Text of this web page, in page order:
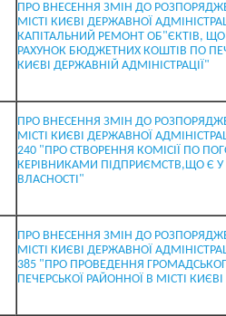
ПРО ВНЕСЕННЯ ЗМІН ДО
МІСТІ КИЄВІ ДЕРЖАВНОЇ
КАПІТАЛЬНИЙ РЕМОНТ ОБ"ЄКТІВ, ЩО
РАХУНОК БЮДЖЕТНИХ КОШТІВ ПО
КИЄВІ ДЕРЖАВНІЙ АДМІНІСТРАЦІЇ"
ПРО ВНЕСЕННЯ ЗМІН ДО
МІСТІ КИЄВІ ДЕРЖАВНОЇ
240 "ПРО СТВОРЕННЯ КОМІСІЇ ПО
КЕРІВНИКАМИ ПІДПРИЄМСТВ,ЩО Є У
ВЛАСНОСТІ"
ПРО ВНЕСЕННЯ ЗМІН ДО
МІСТІ КИЄВІ ДЕРЖАВНОЇ
385 "ПРО ПРОВЕДЕННЯ
ПЕЧЕРСЬКОЇ РАЙОННОЇ В МІСТІ